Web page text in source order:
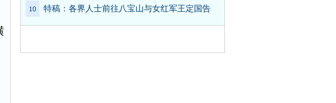
特稿：各界人士前往八宝山与女红军王定国告